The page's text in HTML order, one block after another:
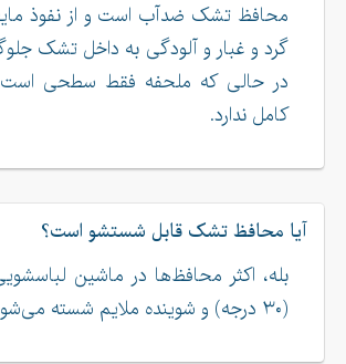
محافظ تشک ضدآب است و از نفوذ
گرد و غبار و آلودگی به داخل تشک
در حالی که ملحفه فقط سطحی
کامل ندارد.
آیا محافظ تشک قابل شستشو است؟
بله، اکثر محافظ‌ها در ماشین
(۳۰ درجه) و شوینده ملایم شسته می‌شوند.